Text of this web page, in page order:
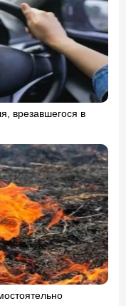
врезавшегося в